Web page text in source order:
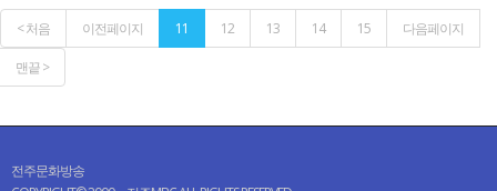
< 처음 이전페이지 11 12 13 14 15 다음페이지
맨끝 >
전주문화방송